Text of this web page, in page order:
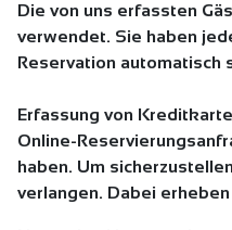
Die von uns erfassten
verwendet. Sie haben
Reservation automatisch
Erfassung von
Online-
haben. Um
verlangen. Dabei